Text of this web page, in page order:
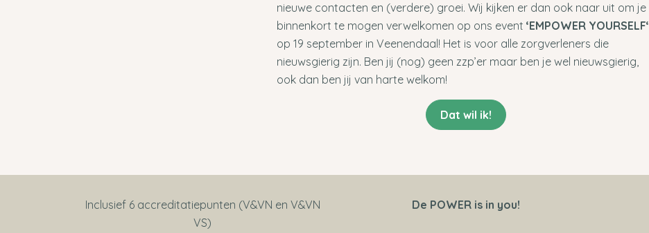
nieuwe contacten en (verdere) groei. Wij kijken er dan ook naar uit om je
binnenkort te mogen verwelkomen op ons event ‘EMPOWER YOURSELF‘
op 19 september in Veenendaal! Het is voor alle zorgverleners die
nieuwsgierig zijn. Ben jij (nog) geen zzp’er maar ben je wel nieuwsgierig,
ook dan ben jij van harte welkom!
Dat wil ik!
Inclusief 6 accreditatiepunten (V&VN en V&VN
VS)
De POWER is in you!